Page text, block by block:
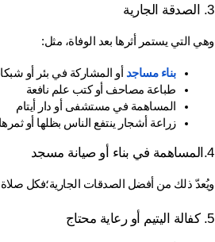
3. الصدقة الجارية
وهي التي يستمر أثرها بعد الوفاة، مثل:
بناء مساجد أو المشاركة في بئر أو
طباعة مصاحف أو كتب علم نافعة
المساهمة في مستشفى أو دار أيتام
زراعة أشجار ينتفع الناس بظلها أو ثمرها
4.المساهمة في بناء أو صيانة مسجد
ويُعدّ ذلك من أفضل الصدقات الجارية؛فكل
5. كفالة اليتيم أو رعاية محتاج